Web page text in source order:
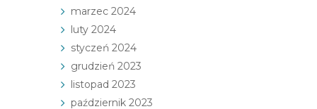
marzec 2024
luty 2024
styczeń 2024
grudzień 2023
listopad 2023
październik 2023